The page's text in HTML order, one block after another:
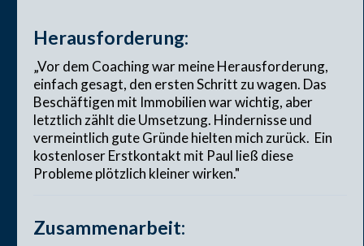
Herausforderung:
„Vor dem Coaching war meine Herausforderung,
einfach gesagt, den ersten Schritt zu wagen. Das
Beschäftigen mit Immobilien war wichtig, aber
letztlich zählt die Umsetzung. Hindernisse und
vermeintlich gute Gründe hielten mich zurück. Ein
kostenloser Erstkontakt mit Paul ließ diese
Probleme plötzlich kleiner wirken."
Zusammenarbeit: